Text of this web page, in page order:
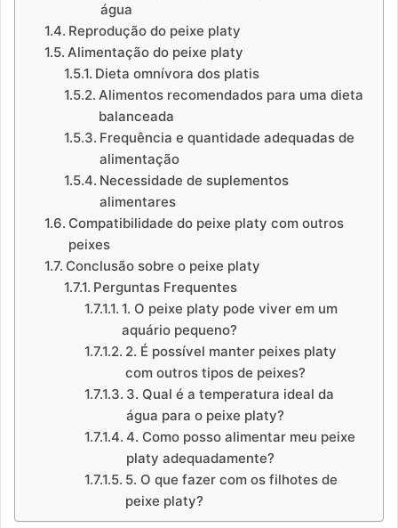
água
Reprodução do peixe platy
Alimentação do peixe platy
Dieta omnívora dos platis
Alimentos recomendados para uma dieta
balanceada
Frequência e quantidade adequadas de
alimentação
Necessidade de suplementos
alimentares
Compatibilidade do peixe platy com outros
peixes
Conclusão sobre o peixe platy
Perguntas Frequentes
1. O peixe platy pode viver em um
aquário pequeno?
2. É possível manter peixes platy
com outros tipos de peixes?
3. Qual é a temperatura ideal da
água para o peixe platy?
4. Como posso alimentar meu peixe
platy adequadamente?
5. O que fazer com os filhotes de
peixe platy?